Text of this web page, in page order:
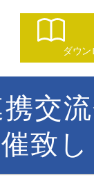
ダウン
携交
致